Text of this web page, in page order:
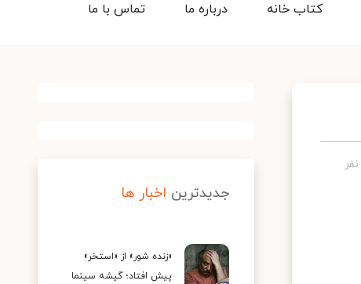
تماس با ما درباره ما کتاب خانه
جدیدترین اخبار ها
«زنده شور» از «استخر»
پیش افتاد؛ گیشه سینما